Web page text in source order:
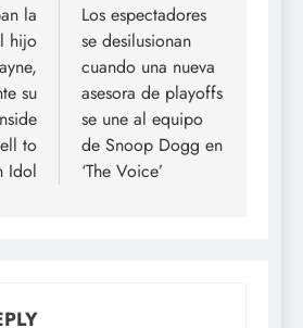
la
hijo
su
to
Idol
Los espectadores
se desilusionan
cuando una nueva
asesora de playoffs
se une al equipo
de Snoop Dogg en
‘The Voice’